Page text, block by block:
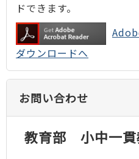
ドできます。
ダウンロードへ
お問い合わせ
教育部 小中一